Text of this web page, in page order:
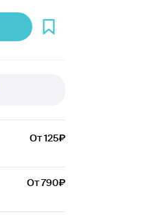
От 125
От 790